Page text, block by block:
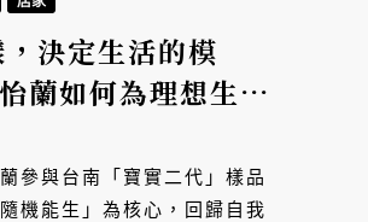
，決定生活的模
蘭如何為理想生活
參與台南「寶實二代」樣品
機能生」為核心，回歸自我